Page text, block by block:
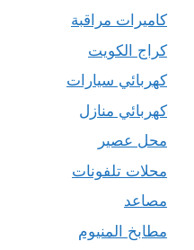
كاميرات مراقبة
كراج الكويت
كهربائي سيارات
كهربائي منازل
محل عصير
محلات تلفونات
مصاعد
مطابخ المنيوم